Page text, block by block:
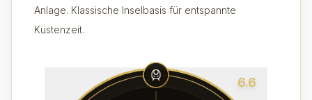
Anlage. Klassische Inselbasis für entspannte
Küstenzeit.
6.6